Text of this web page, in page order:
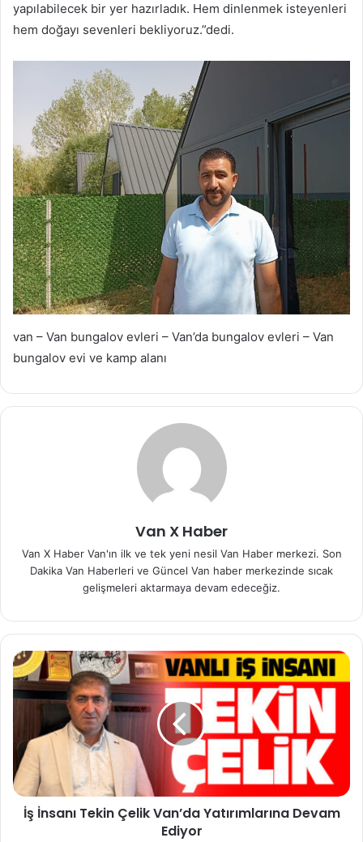
yapılabilecek bir yer hazırladık. Hem dinlenmek isteyenleri
hem doğayı sevenleri bekliyoruz.”dedi.
van – Van bungalov evleri – Van’da bungalov evleri – Van
bungalov evi ve kamp alanı
Van X Haber
Van X Haber Van'ın ilk ve tek yeni nesil Van Haber merkezi. Son
Dakika Van Haberleri ve Güncel Van haber merkezinde sıcak
gelişmeleri aktarmaya devam edeceğiz.
İş İnsanı Tekin Çelik Van’da Yatırımlarına Devam
Ediyor